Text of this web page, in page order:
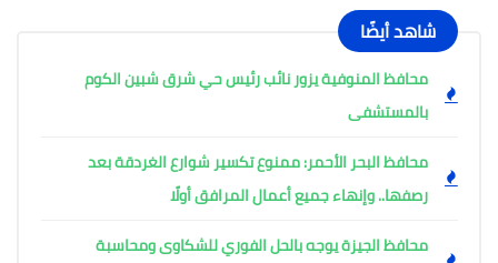
شاهد أيضًا
محافظ المنوفية يزور نائب رئيس حي شرق شبين الكوم
بالمستشفى
محافظ البحر الأحمر: ممنوع تكسير شوارع الغردقة بعد
رصفها.. وإنهاء جميع أعمال المرافق أولًا
محافظ الجيزة يوجه بالحل الفوري للشكاوى ومحاسبة